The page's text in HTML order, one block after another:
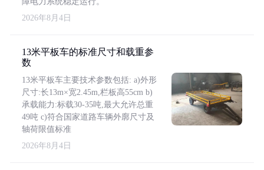
2026年8月4日
13米平板车的标准尺寸和载重参
数
13米平板车主要技术参数包括: a)外形
尺寸:长13m×宽2.45m,栏板高55cm b)
承载能力:标载30-35吨,最大允许总重
49吨 c)符合国家道路车辆外廓尺寸及
轴荷限值标准
2026年8月4日